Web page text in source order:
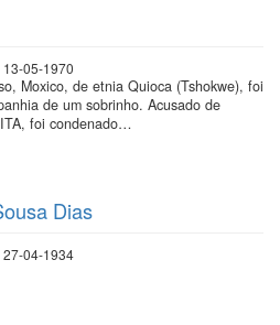
13-05-1970
Moxico, de etnia Quioca (Tshokwe), foi
de um sobrinho. Acusado de
foi condenado…
Dias
27-04-1934